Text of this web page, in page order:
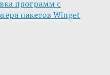
программ с
пакетов Winget